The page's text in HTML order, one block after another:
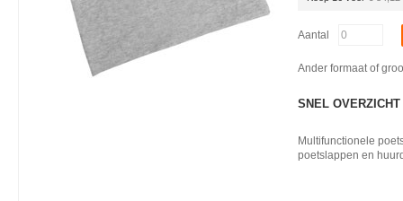
Aantal
Ander formaat of
SNEL OVERZICHT
Multifunctionele
poetslappen en